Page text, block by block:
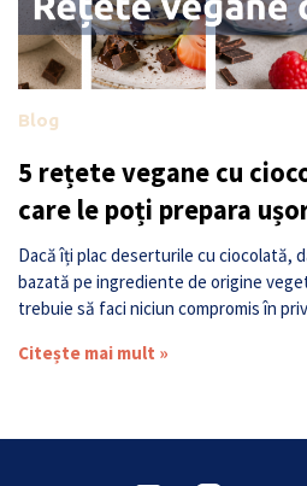
Blog
5 rețete vegane cu
care le poți prepara
Dacă îți plac deserturile cu ciocolată,
bazată pe ingrediente de origine
trebuie să faci niciun compromis în
Citește mai mult »